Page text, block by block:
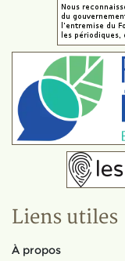
Liens utiles
À propos